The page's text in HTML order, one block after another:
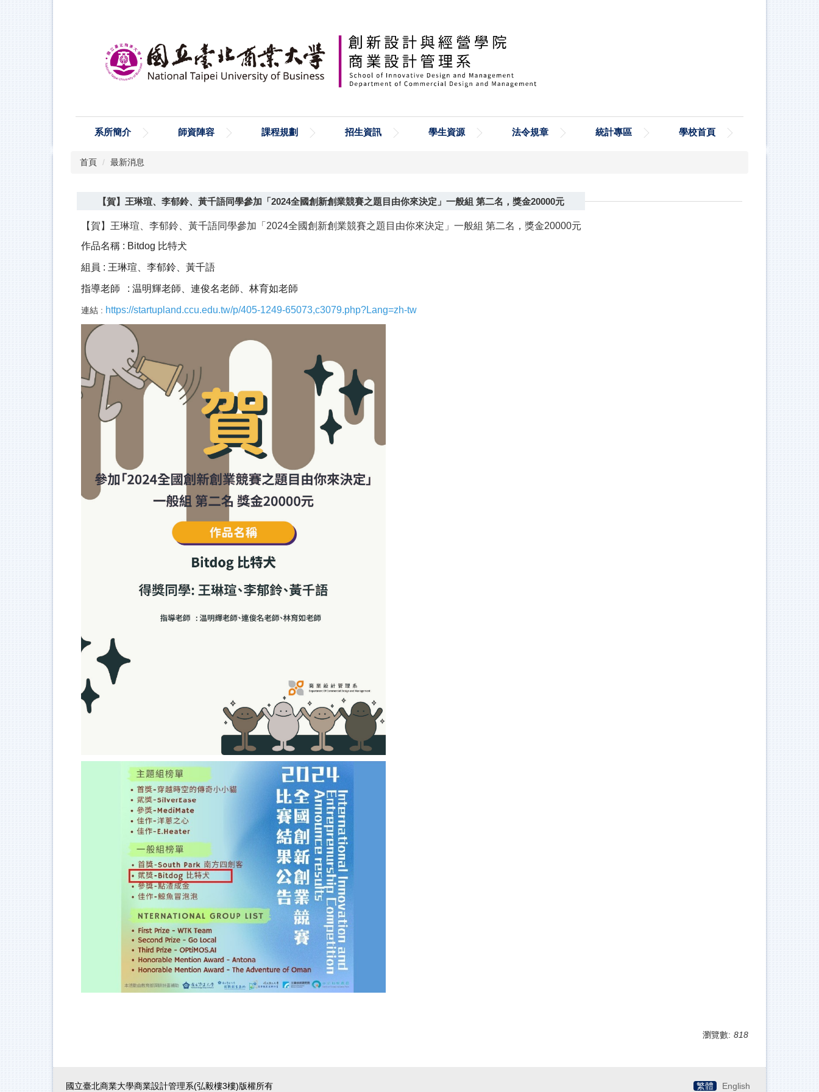
系所簡介 師資陣容 課程規劃 招生資訊 學生資源 法令規章 統計專區 學校首頁
首頁 最新消息
【賀】王琳瑄、李郁鈴、黃千語同學參加「2024全國創新創業競賽之題目由你來決定」一般組 第二名，獎金20000元
【賀】王琳瑄、李郁鈴、黃千語同學參加「2024全國創新創業競賽之題目由你來決定」一般組 第二名，獎金20000元
作品名稱 : Bitdog 比特犬
組員 : 王琳瑄、李郁鈴、黃千語
指導老師 : 温明輝老師、連俊名老師、林育如老師
連結 : https://startupland.ccu.edu.tw/p/405-1249-65073,c3079.php?Lang=zh-tw
瀏覽數: 818
繁體 English
國立臺北商業大學商業設計管理系(弘毅樓3樓)版權所有